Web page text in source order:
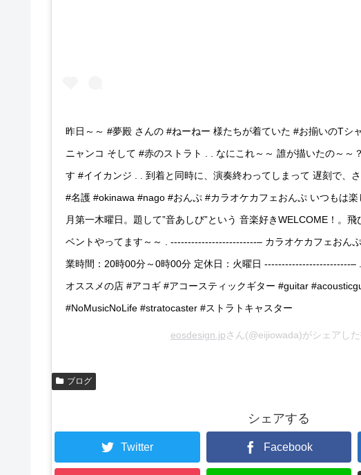
昨日～～ #夢殿 さんの #ねーねー 様たちが着ていた #お揃いのTシ
ニャンコ そして #赤のストラト . . なにこれ～～ 誰が描いたの～～
す #イイカンジ . . 到着と同時に、演奏終わってしまって 遅刻で、
#名護 #okinawa #nago #おんぷ #カラオケカフェおんぷ いつもは
月第一木曜日。題して”音あしび”という 音楽好きWELCOME！。
ベントやってます～～ . -------------------------– カラオケカフェおん
業時間：20時00分～0時00分 定休日：火曜日 -------------------------–
オススメの店 #アコギ #アコースティックギター #guitar
#NoMusicNoLife #stratocaster #ストラトキャスター
eosdesign.jpさん(@eijiowada)がシェアし
ブログ
シェアする
Twitter Facebook